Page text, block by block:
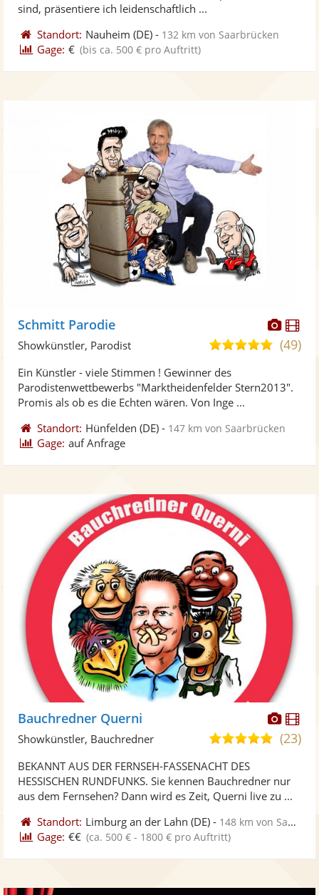
sind, präsentiere ich leidenschaftlich ...
Standort: Nauheim (DE) - 132 km von Saarbrücken
Gage: € (bis ca. 500 € pro Auftritt)
Schmitt Parodie
4,9(49)
Showkünstler, Parodist
Ein Künstler - viele Stimmen ! Gewinner des
Parodistenwettbewerbs "Marktheidenfelder Stern2013".
Promis als ob es die Echten wären. Von Inge ...
Standort: Hünfelden (DE) - 147 km von Saarbrücken
Gage: auf Anfrage
Bauchredner Querni
4,9
Sternen
(23)
Showkünstler, Bauchredner
BEKANNT AUS DER FERNSEH-FASSENACHT DES
HESSISCHEN RUNDFUNKS. Sie kennen Bauchredner nur
aus dem Fernsehen? Dann wird es Zeit, Querni live zu ...
Standort: Limburg an der Lahn (DE) - 148 km von Saarbrücken
Gage: €€ (ca. 500 € - 1800 € pro Auftritt)